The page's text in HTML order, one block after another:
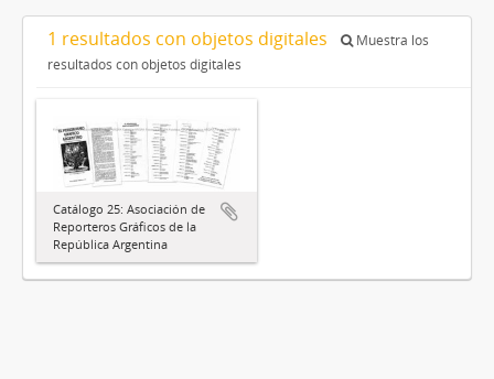
1 resultados con objetos digitales
Muestra los
resultados con objetos digitales
Catálogo 25: Asociación de
Reporteros Gráficos de la
República Argentina